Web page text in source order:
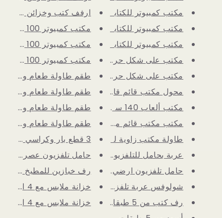
مكتب كمبيوتر للكتابة من تشولوف...
مكتب كمبيوتر للكتابة من تشولوف...
مكتب كمبيوتر للكتابة من تشولوف...
مكتب على شكل حرف L مع حقيبة تخ...
مكتب على شكل حرف L مع حقيبة تخ...
محول مكتب قائم قابل للتعديل ال...
مكتب ألعاب 140 سم مع أضواء LED...
مكتب مكتب قائم مع ارتفاع قابل ...
طاولة مكتب زاوية للكمبيوتر بشك...
عربة بحامل للتلفزيون متحركة بع...
حامل تلفزيون ارضي طويل متنقل ج...
شولوفس عربة تلفزيون محمولة جدي...
رف كتب من 5 طبقات منظم تخزين خ...
ارفف كتب وخزائن من 6 طبقات تخز...
مكتب كمبيوتر 100 سم مناسب للمس...
مكتب كمبيوتر 100 سم مناسب للمس...
مكتب كمبيوتر 100 سم مناسب للمس...
طقم طاولة طعام
طقم طاولة طعام
طقم طاولة طعام
طقم طاولة طعام
3 قطع بار وكراسي مطبخ بارتفاع ...
حامل تلفزيون عصري
رف خبازين للمطبخ
خزانة ملابس مع 4 ادراج، برج تخ...
خزانة ملابس مع 4 ادراج، برج تخ...